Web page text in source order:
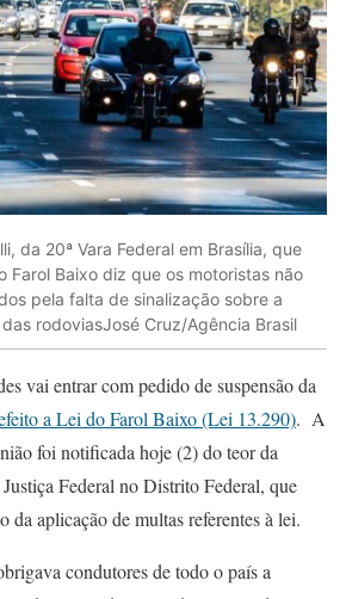
da 20ª Vara Federal em Brasília, que
Farol Baixo diz que os motoristas não
pela falta de sinalização sobre a
rodoviasJosé Cruz/Agência Brasil
vai entrar com pedido de suspensão da
a Lei do Farol Baixo (Lei 13.290). A
foi notificada hoje (2) do teor da
Federal no Distrito Federal, que
da aplicação de multas referentes à lei.
condutores de todo o país a